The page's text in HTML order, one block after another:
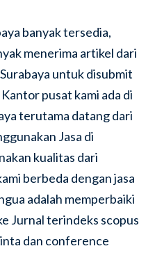
banyak tersedia,
menerima artikel dari
untuk disubmit
pusat kami ada di
terutama datang dari
Jasa di
kualitas dari
berbeda dengan jasa
adalah memperbaiki
Jurnal terindeks scopus
dan conference